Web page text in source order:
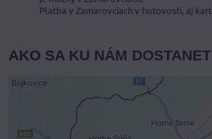
Platba v Zamarovciach v hotovosti, aj
AKO SA KU NÁM